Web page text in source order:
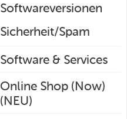
Softwareversionen
Sicherheit/Spam
Software & Services
Online Shop (Now)
(NEU)